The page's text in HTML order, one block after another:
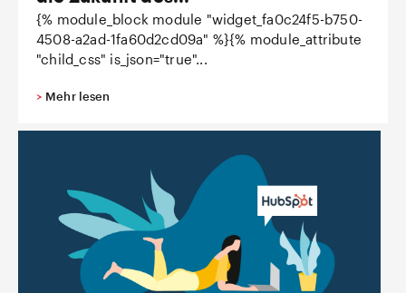
{% module_block module "widget_fa0c24f5-b750-
4508-a2ad-1fa60d2cd09a" %}{% module_attribute
"child_css" is_json="true"...
> Mehr lesen